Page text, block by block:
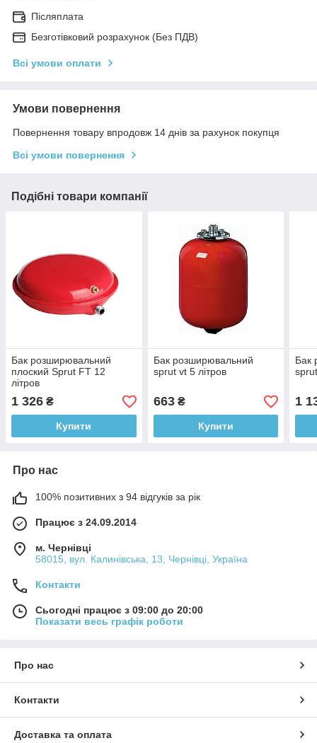
Післяплата
Безготівковий розрахунок (Без ПДВ)
Всі умови оплати
Умови повернення
Повернення товару впродовж 14 днів за рахунок покупця
Всі умови повернення
Подібні товари компанії
Бак розширювальний
плоский Sprut FT 12
літров
1 326 ₴
Купити
Бак розширювальний
sprut vt 5 літров
663₴
Купити
Бак
1
Про нас
100% позитивних з 94 відгуків за рік
Працює з 24.09.2014
м. Чернівці
58015, вул. Калинівська, 13, Чернівці, Україна
Контакти
Сьогодні працює з 09:00 до 20:00
Показати весь графік роботи
Про нас
Контакти
Доставка та оплата